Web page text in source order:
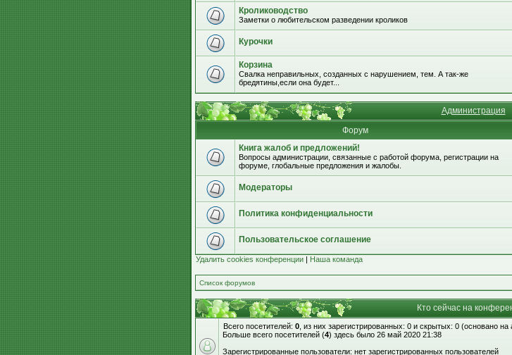
Кролиководство
Заметки о любительском разведении кроликов
Курочки
Корзина
Свалка неправильных, созданных с нарушением, тем. А так-же
бредятины,если она будет...
Администрация
Форум
Книга жалоб и предложений!
Вопросы администрации, связанные с работой форума, регистрации на
форуме, глобальные предложения и жалобы.
Модераторы
Политика конфиденциальности
Пользовательское соглашение
Удалить cookies конференции | Наша команда
Список форумов
Кто сейчас на
Всего посетителей: 0 , из них зарегистрированных: 0 и скрытых: 0 (основано
Больше всего посетителей (4) здесь было 26 май 2020 21:38
Зарегистрированные пользователи: нет зарегистрированных пользователей